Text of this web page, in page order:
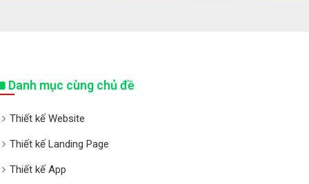
Danh mục cùng chủ đề
Thiết kế Website
Thiết kế Landing Page
Thiết kế App